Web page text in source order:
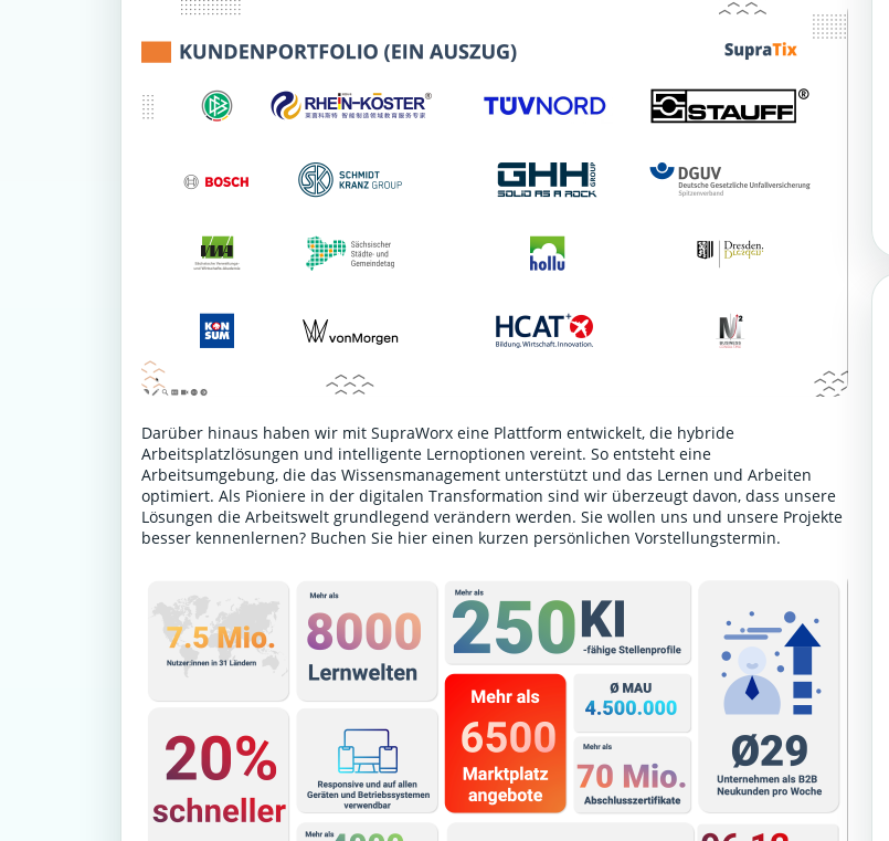
Darüber hinaus haben wir mit SupraWorx eine Plattform entwickelt, die hybride
Arbeitsplatzlösungen und intelligente Lernoptionen vereint. So entsteht eine
Arbeitsumgebung, die das Wissensmanagement unterstützt und das Lernen und Arbeiten
optimiert. Als Pioniere in der digitalen Transformation sind wir überzeugt davon, dass unsere
Lösungen die Arbeitswelt grundlegend verändern werden. Sie wollen uns und unsere Projekte
besser kennenlernen? Buchen Sie hier einen kurzen persönlichen Vorstellungstermin.